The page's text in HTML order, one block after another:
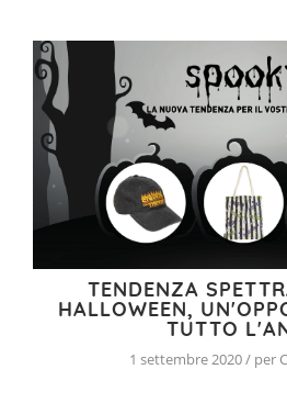
TENDENZA
HALLOWEEN,
TUTTO
1 settembre 2020 / per